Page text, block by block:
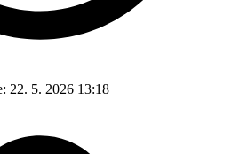
22. 5. 2026 13:18